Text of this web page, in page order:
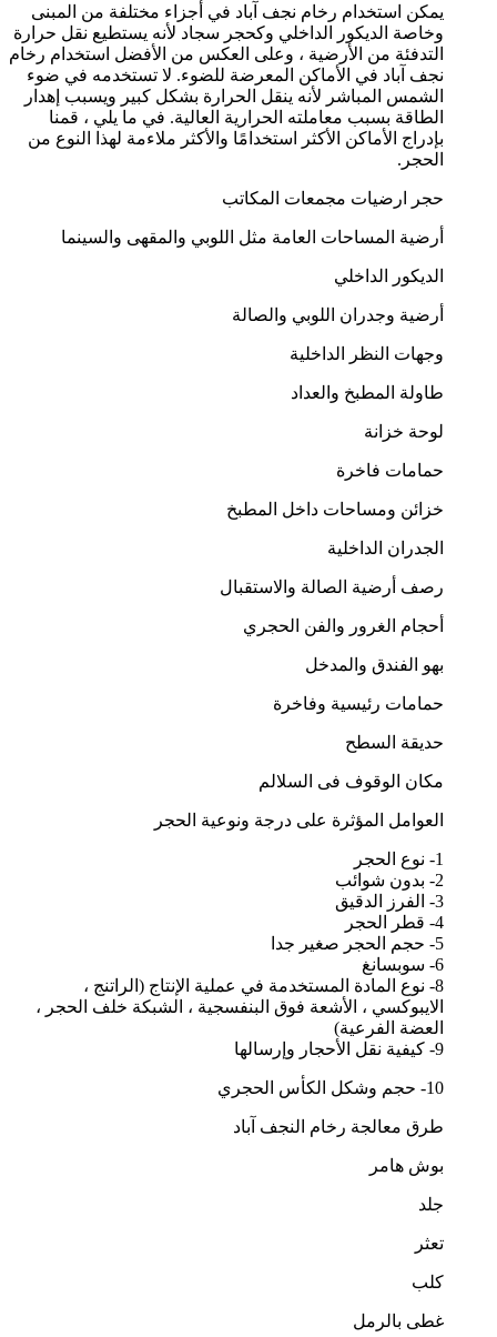
يمكن استخدام رخام نجف آباد في أجزاء مختلفة من المبنى
وخاصة الديكور الداخلي وكحجر سجاد لأنه يستطيع نقل حرارة
التدفئة من الأرضية ، وعلى العكس من الأفضل استخدام رخام
نجف آباد في الأماكن المعرضة للضوء. لا تستخدمه في ضوء
الشمس المباشر لأنه ينقل الحرارة بشكل كبير ويسبب إهدار
الطاقة بسبب معاملته الحرارية العالية. في ما يلي ، قمنا
بإدراج الأماكن الأكثر استخدامًا والأكثر ملاءمة لهذا النوع من
الحجر.
حجر ارضيات مجمعات المكاتب
أرضية المساحات العامة مثل اللوبي والمقهى والسينما
الديكور الداخلي
أرضية وجدران اللوبي والصالة
وجهات النظر الداخلية
طاولة المطبخ والعداد
لوحة خزانة
حمامات فاخرة
خزائن ومساحات داخل المطبخ
الجدران الداخلية
رصف أرضية الصالة والاستقبال
أحجام الغرور والفن الحجري
بهو الفندق والمدخل
حمامات رئيسية وفاخرة
حديقة السطح
مکان الوقوف فی السلالم
العوامل المؤثرة على درجة ونوعية الحجر
1- نوع الحجر
2- بدون شوائب
3- الفرز الدقيق
4- قطر الحجر
5- حجم الحجر صغير جدا
6- سوبسانغ
8- نوع المادة المستخدمة في عملية الإنتاج (الراتنج ،
الايبوكسي ، الأشعة فوق البنفسجية ، الشبكة خلف الحجر ،
العضة الفرعية)
9- كيفية نقل الأحجار وإرسالها
10- حجم وشكل الكأس الحجري
طرق معالجة رخام النجف آباد
بوش هامر
جلد
تعثر
كلب
غطى بالرمل